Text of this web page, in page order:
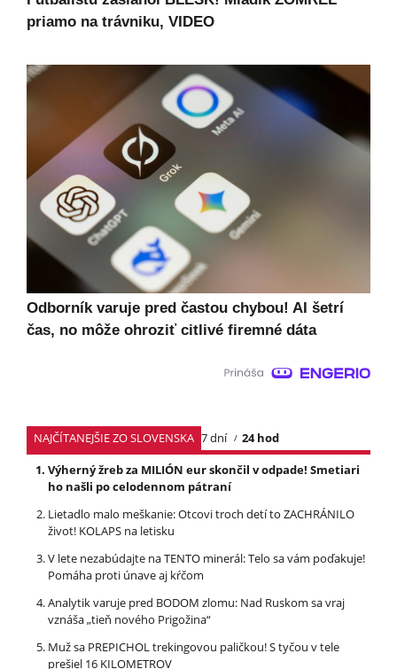
priamo na trávniku, VIDEO
Odborník varuje pred častou chybou! AI šetrí
čas, no môže ohroziť citlivé firemné dáta
NAJČÍTANEJŠIE ZO SLOVENSKA 7 dní
24 hod
Výherný žreb za MILIÓN eur skončil v odpade! Smetiari
ho našli po celodennom pátraní
Lietadlo malo meškanie: Otcovi troch detí to ZACHRÁNILO
život! KOLAPS na letisku
V lete nezabúdajte na TENTO minerál: Telo sa vám poďakuje!
Pomáha proti únave aj kŕčom
Analytik varuje pred BODOM zlomu: Nad Ruskom sa vraj
vznáša „tieň nového Prigožina“
Muž sa PREPICHOL trekingovou paličkou! S tyčou v tele
prešiel 16 KILOMETROV